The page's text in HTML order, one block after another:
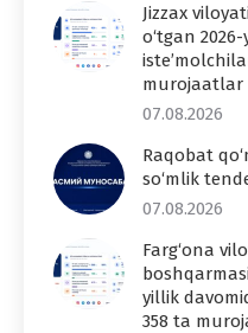
Jizzax
o‘tgan
murojaatlar
07.08.2026
Raqobat
so‘mlik
07.08.2026
Farg‘ona
yillik
358 ta